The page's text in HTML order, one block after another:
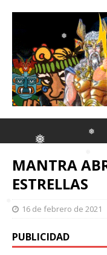
❅
❅ ❅
❅
MANTRA
ESTRELLAS
16 de febrero de 2021
PUBLICIDAD